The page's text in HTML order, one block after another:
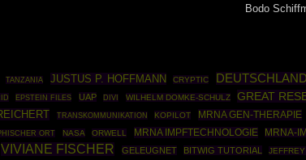
Bodo
TANZANIA JUSTUS P. HOFFMANN CRYPTIC DEUTSCHLAND
EPSTEIN FILES UAP DIVI WILHELM DOMKE-SCHULZ GREAT
TRANSKOMMUNIKATION KOPILOT MRNA GEN-THERAPIE
ORT NASA ORWELL MRNA IMPFTECHNOLOGIE MRNA-
VIVIANE FISCHER GELEUGNET BITWIG TUTORIAL